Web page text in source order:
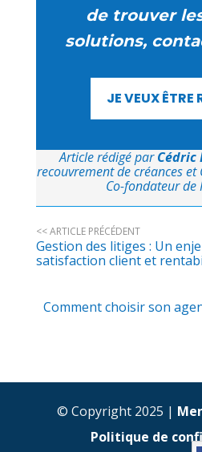
de trouver
solutions,
JE VEUX ÊTRE
Article rédigé parCédric
recouvrement de créances
Co-fondateur de
<< ARTICLE PRÉCÉDENT
Gestion des litiges : Un
satisfaction client et
Comment choisir son
© Copyright 2025 |
Politique de